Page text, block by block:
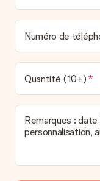
Numéro de
Quantité (10+)
Remarques :
personnalisation,